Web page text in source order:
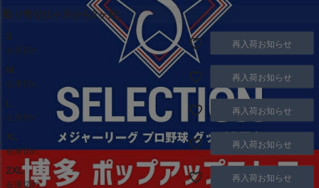
取り寄せ(1ヶ月から2ヶ月)
S
在庫切れ
再入荷お知らせ
M
在庫切れ
再入荷お知らせ
L
在庫切れ
再入荷お知らせ
XL
在庫切れ
再入荷お知らせ
2XL
在庫切れ
再入荷お知らせ